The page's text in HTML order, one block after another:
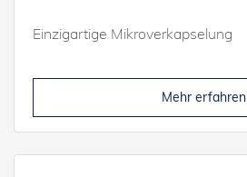
Einzigartige Mikroverkapselung
Mehr erfahren